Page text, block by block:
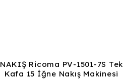
NAKIŞ Ricoma PV-1501-7S Tek
Kafa 15 İğne Nakış Makinesi